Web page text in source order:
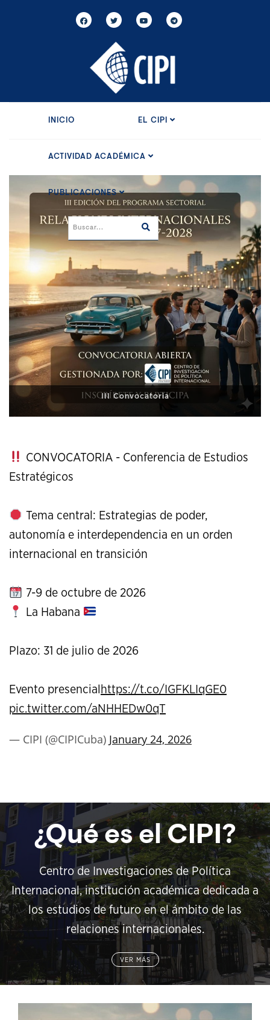
INICIO EL CIPI
ACTIVIDAD ACADÉMICA
PUBLICACIONES
XI Conference on Strategic Studies
CONVOCATORIA - Conferencia de Estudios
Estratégicos
Tema central: Estrategias de poder,
autonomía e interdependencia en un orden
internacional en transición
7-9 de octubre de 2026
La Habana
Plazo: 31 de julio de 2026
Evento presencial https://t.co/IGFKLIqGE0
pic.twitter.com/aNHHEDw0qT
— CIPI (@CIPICuba) January 24, 2026
¿Qué es el CIPI?
Centro de Investigaciones de Política
Internacional, institución académica dedicada a
los estudios de futuro en el ámbito de las
relaciones internacionales.
VER MÁS